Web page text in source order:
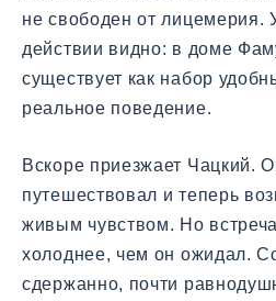
не свободен от лицемерия.
действии видно: в доме
существует как набор
реальное поведение.
Вскоре приезжает Чацкий.
путешествовал и теперь
живым чувством. Но
холоднее, чем он ожидал.
сдержанно, почти